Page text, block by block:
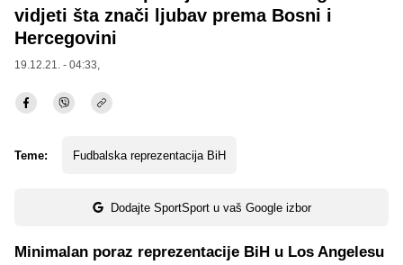
vidjeti šta znači ljubav prema Bosni i
Hercegovini
19.12.21. - 04:33,
Teme: Fudbalska reprezentacija BiH
Dodajte SportSport u vaš Google izbor
Minimalan poraz reprezentacije BiH u Los Angelesu